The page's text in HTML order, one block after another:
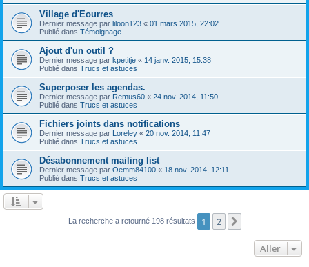
Village d'Eourres
Dernier message par liloon123 « 01 mars 2015, 22:02
Publié dans Témoignage
Ajout d'un outil ?
Dernier message par kpetitje « 14 janv. 2015, 15:38
Publié dans Trucs et astuces
Superposer les agendas.
Dernier message par Remus60 « 24 nov. 2014, 11:50
Publié dans Trucs et astuces
Fichiers joints dans notifications
Dernier message par Loreley « 20 nov. 2014, 11:47
Publié dans Trucs et astuces
Désabonnement mailing list
Dernier message par Oemm84100 « 18 nov. 2014, 12:11
Publié dans Trucs et astuces
La recherche a retourné 198 résultats 1 2
Aller